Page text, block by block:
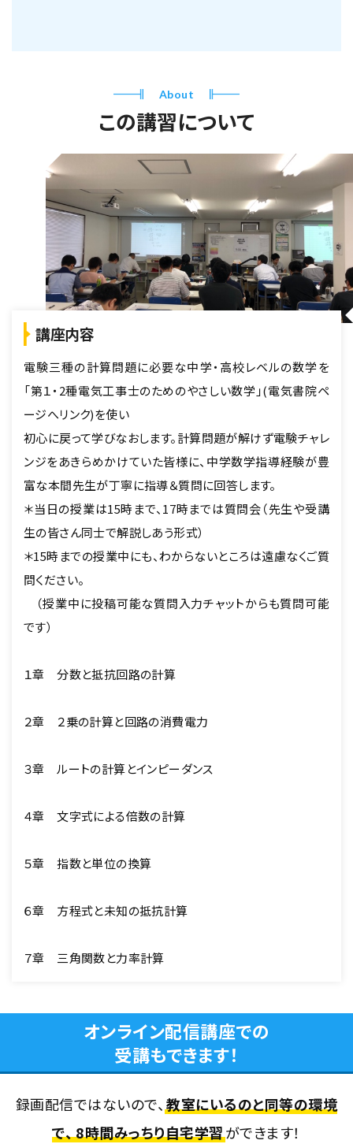
About
この講習について
講座内容
電験三種の計算問題に必要な中学・高校レベルの数学を
「第１・2種電気工事士のためのやさしい数学」(電気書院ペ
ージへリンク)を使い
初心に戻って学びなおします。計算問題が解けず電験チャレ
ンジをあきらめかけていた皆様に、中学数学指導経験が豊
富な本間先生が丁寧に指導＆質問に回答します。
＊当日の授業は15時まで、17時までは質問会（先生や受講
生の皆さん同士で解説しあう形式）
＊15時までの授業中にも、わからないところは遠慮なくご質
問ください。
（授業中に投稿可能な質問入力チャットからも質問可能
です）
１章 分数と抵抗回路の計算
２章 ２乗の計算と回路の消費電力
３章 ルートの計算とインピーダンス
４章 文字式による倍数の計算
５章 指数と単位の換算
６章 方程式と未知の抵抗計算
７章 三角関数と力率計算
オンライン配信講座での
受講もできます！
録画配信ではないので、 教室にいるのと同等の環境
で、8時間みっちり自宅学習ができます！